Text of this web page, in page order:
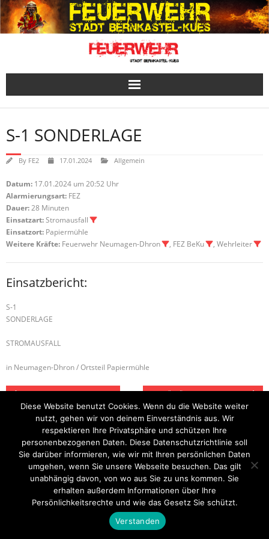
Skip
to
content
S-1 SONDERLAGE
By FE2 17.01.2024 Allgemein
Datum: 17.01.2024 um 20:52 Uhr
Alarmierungsart: FEZ
Dauer:28 Minuten
Einsatzart:Stromausfall
Einsatzort: Papiermühle
Weitere Kräfte: Feuerwehr Neumagen-Dhron , FEZ BeKu , Wehrleiter
Einsatzbericht:
S-1
SONDERLAGE
STROMAUSFALL
in Neumagen-Dhron / Ortsteil Papiermühle
B-2 BRANDMELDEANLAGE H-2 TÜR ÖFFNEN DRINGEND
Startseite Einsätze Mitglied werden Über uns
Bilder
Kontakt
Theme byThink Up Themes Ltd. Powered byWordPress.
Diese Website benutzt Cookies. Wenn du die Website weiter
nutzt, gehen wir von deinem Einverständnis aus. Wir
respektieren Ihre Privatsphäre und schützen Ihre
personenbezogenen Daten. Diese Datenschutzrichtlinie soll
Sie darüber informieren, wie wir mit Ihren persönlichen Daten
umgehen, wenn Sie unsere Webseite besuchen. Das gilt
unabhängig davon, von wo aus Sie zu uns kommen. Sie
erhalten außerdem Informationen über Ihre
Persönlichkeitsrechte und wie das Gesetz Sie schützt.
Verstanden